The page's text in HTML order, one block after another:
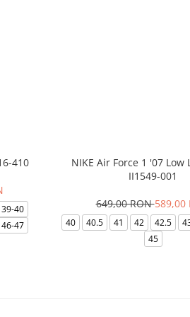
410
39-40
46-47
NIKE Air Force 1 '07 Low
II1549-001
649,00 RON589,00
40 40.5 41 42 42.5
45